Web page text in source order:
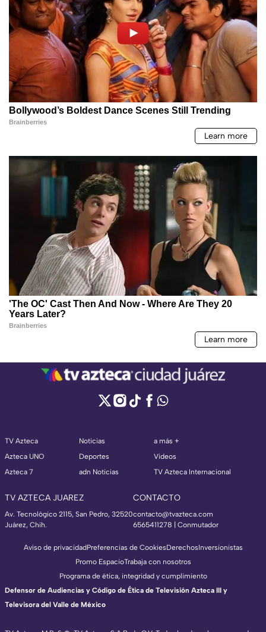
TV Azteca
Azteca UNO
Azteca 7
Noticias
Deportes
adn Noticias
a más +
Videos
TV Azteca Internacional
TV AZTECA JUAREZ
Av. Tecnológico 2115, San Pedro, 32520
Juárez, Chih.
CONTACTO
contacto@tvazteca.com
6565411278 | Conmutador
Aviso de privacidadPreferencias de CookiesDerechosInversionistas
Promo EspacioTrabaja con nosotros
Programa de ética, integridad y cumplimiento
Defensor de Audiencias y Código de Ética de Televisión Azteca III y
Televisora del Valle de México